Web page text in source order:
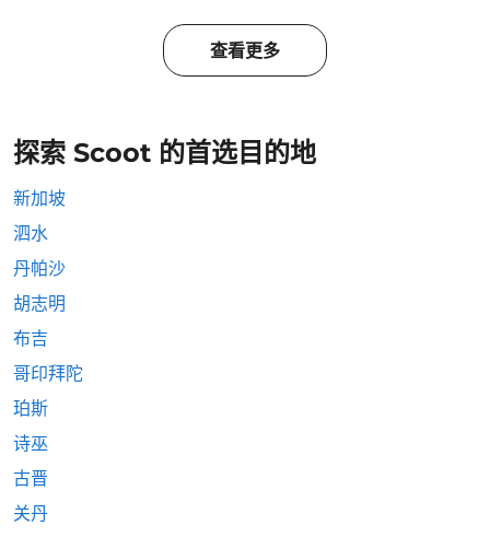
查看更多
探索 Scoot 的首选目的地
新加坡
泗水
丹帕沙
胡志明
布吉
哥印拜陀
珀斯
诗巫
古晋
关丹